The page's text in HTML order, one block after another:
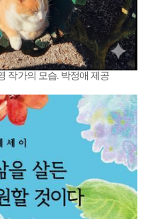
작가의 모습. 박정애 제공